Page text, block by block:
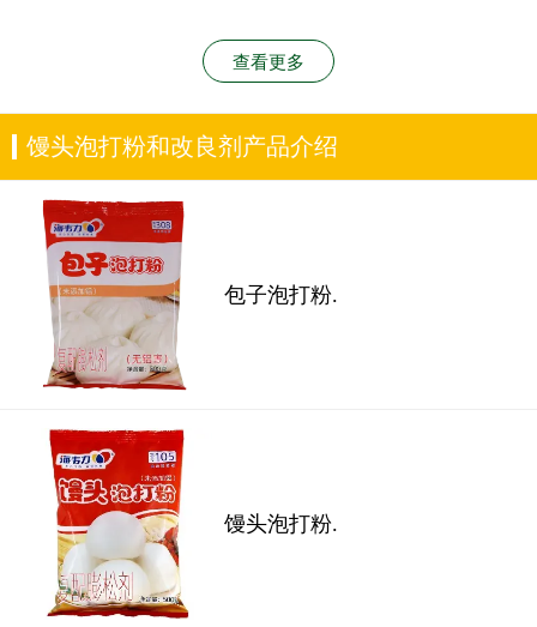
查看更多
馒头泡打粉和改良剂产品介绍
包子泡打粉.
馒头泡打粉.